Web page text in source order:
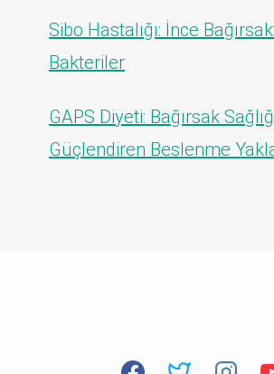
Sibo Hastalığı: İnce
Bakteriler
GAPS Diyeti: Bağırsak
Güçlendiren Beslenme